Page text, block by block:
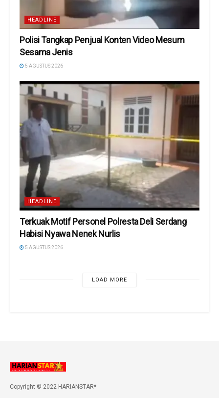
HEADLINE
Polisi Tangkap Penjual Konten Video Mesum
Sesama Jenis
5 AGUSTUS 2026
HEADLINE
Terkuak Motif Personel Polresta Deli Serdang
Habisi Nyawa Nenek Nurlis
5 AGUSTUS 2026
LOAD MORE
Copyright © 2022 HARIANSTAR*